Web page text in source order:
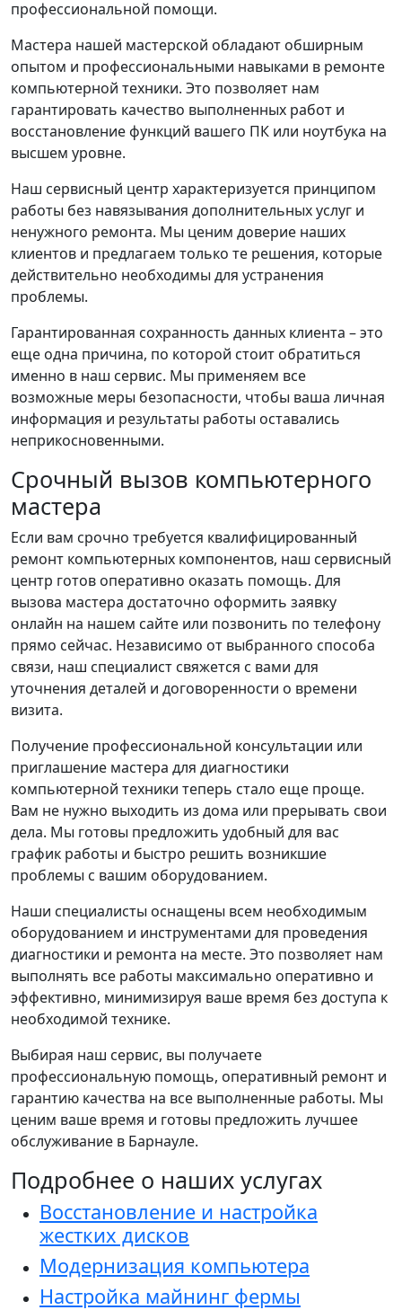
профессиональной помощи.
Мастера нашей мастерской обладают обширным
опытом и профессиональными навыками в ремонте
компьютерной техники. Это позволяет нам
гарантировать качество выполненных работ и
восстановление функций вашего ПК или ноутбука на
высшем уровне.
Наш сервисный центр характеризуется принципом
работы без навязывания дополнительных услуг и
ненужного ремонта. Мы ценим доверие наших
клиентов и предлагаем только те решения, которые
действительно необходимы для устранения
проблемы.
Гарантированная сохранность данных клиента – это
еще одна причина, по которой стоит обратиться
именно в наш сервис. Мы применяем все
возможные меры безопасности, чтобы ваша личная
информация и результаты работы оставались
неприкосновенными.
Срочный вызов компьютерного
мастера
Если вам срочно требуется квалифицированный
ремонт компьютерных компонентов, наш сервисный
центр готов оперативно оказать помощь. Для
вызова мастера достаточно оформить заявку
онлайн на нашем сайте или позвонить по телефону
прямо сейчас. Независимо от выбранного способа
связи, наш специалист свяжется с вами для
уточнения деталей и договоренности о времени
визита.
Получение профессиональной консультации или
приглашение мастера для диагностики
компьютерной техники теперь стало еще проще.
Вам не нужно выходить из дома или прерывать свои
дела. Мы готовы предложить удобный для вас
график работы и быстро решить возникшие
проблемы с вашим оборудованием.
Наши специалисты оснащены всем необходимым
оборудованием и инструментами для проведения
диагностики и ремонта на месте. Это позволяет нам
выполнять все работы максимально оперативно и
эффективно, минимизируя ваше время без доступа к
необходимой технике.
Выбирая наш сервис, вы получаете
профессиональную помощь, оперативный ремонт и
гарантию качества на все выполненные работы. Мы
ценим ваше время и готовы предложить лучшее
обслуживание в Барнауле.
Подробнее о наших услугах
Восстановление и настройка
жестких дисков
Модернизация компьютера
Настройка майнинг фермы